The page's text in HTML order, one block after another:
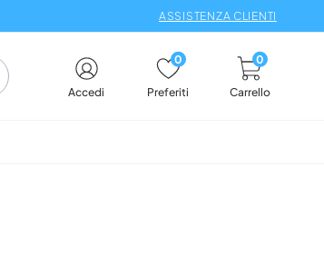
ASSISTENZA CLIENTI
Accedi Preferiti
0
Carrello
0